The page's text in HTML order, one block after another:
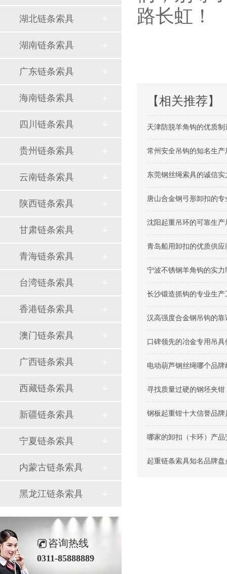
路长虹！
【相关推荐】
天津防脱羊角钩的优质
常州安全吊钩的知名生产
东莞钢丝绳索具的诚信
唐山合金钢弓形卸扣的
沈阳起重吊环的可靠生产
青岛船用卸扣的优质供应
宁波不锈钢羊角钩的实
长沙锻造抓钩的专业生产
汉高强度合金钢吊钩的
口碑领先的冶金专用吊
电动葫芦钢丝绳哪个品
寻找质量过硬的钢坯夹
钢板起重钳十大信誉品牌
哪家的卸扣（卡环）产
起重链条索具知名品牌盘
湖北链条索具
湖南链条索具
广东链条索具
海南链条索具
四川链条索具
贵州链条索具
云南链条索具
陕西链条索具
甘肃链条索具
青海链条索具
台湾链条索具
香港链条索具
澳门链条索具
广西链条索具
西藏链条索具
新疆链条索具
宁夏链条索具
内蒙古链条索具
黑龙江链条索具
咨询热线
0311-85888889